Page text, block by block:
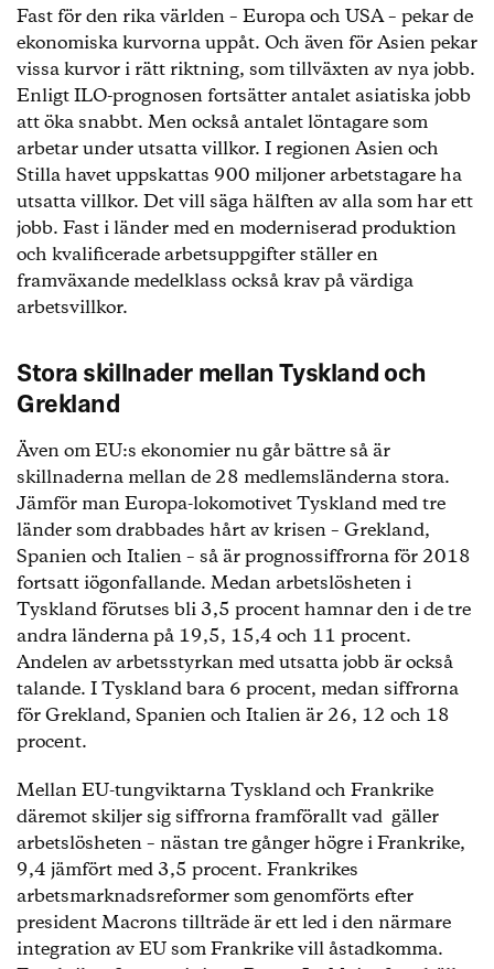
Fast för den rika världen – Europa och USA – pekar de
ekonomiska kurvorna uppåt. Och även för Asien pekar
vissa kurvor i rätt riktning, som tillväxten av nya jobb.
Enligt ILO-prognosen fortsätter antalet asiatiska jobb
att öka snabbt. Men också antalet löntagare som
arbetar under utsatta villkor. I regionen Asien och
Stilla havet uppskattas 900 miljoner arbetstagare ha
utsatta villkor. Det vill säga hälften av alla som har ett
jobb. Fast i länder med en moderniserad produktion
och kvalificerade arbetsuppgifter ställer en
framväxande medelklass också krav på värdiga
arbetsvillkor.
Stora skillnader mellan Tyskland och
Grekland
Även om EU:s ekonomier nu går bättre så är
skillnaderna mellan de 28 medlemsländerna stora.
Jämför man Europa-lokomotivet Tyskland med tre
länder som drabbades hårt av krisen – Grekland,
Spanien och Italien – så är prognossiffrorna för 2018
fortsatt iögonfallande. Medan arbetslösheten i
Tyskland förutses bli 3,5 procent hamnar den i de tre
andra länderna på 19,5, 15,4 och 11 procent.
Andelen av arbetsstyrkan med utsatta jobb är också
talande. I Tyskland bara 6 procent, medan siffrorna
för Grekland, Spanien och Italien är 26, 12 och 18
procent.
Mellan EU-tungviktarna Tyskland och Frankrike
däremot skiljer sig siffrorna framförallt vad gäller
arbetslösheten – nästan tre gånger högre i Frankrike,
9,4 jämfört med 3,5 procent. Frankrikes
arbetsmarknadsreformer som genomförts efter
president Macrons tillträde är ett led i den närmare
integration av EU som Frankrike vill åstadkomma.